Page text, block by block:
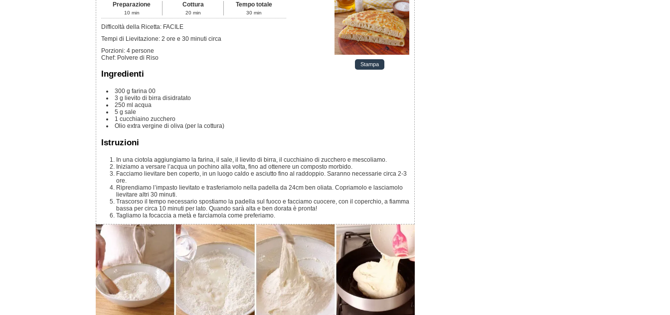
Stampa
Preparazione
10 min
Cottura
20 min
Tempo totale
30 min
Difficoltà della Ricetta: FACILE
Tempi di Lievitazione: 2 ore e 30 minuti circa
Porzioni: 4 persone
Chef: Polvere di Riso
Ingredienti
300 g farina 00
3 g lievito di birra disidratato
250 ml acqua
5 g sale
1 cucchiaino zucchero
Olio extra vergine di oliva (per la cottura)
Istruzioni
In una ciotola aggiungiamo la farina, il sale, il lievito di birra, il cucchiaino di zucchero e mescoliamo.
Iniziamo a versare l’acqua un pochino alla volta, fino ad ottenere un composto morbido.
Facciamo lievitare ben coperto, in un luogo caldo e asciutto fino al raddoppio. Saranno necessarie circa 2-3
ore.
Riprendiamo l’impasto lievitato e trasferiamolo nella padella da 24cm ben oliata. Copriamolo e lasciamolo
lievitare altri 30 minuti.
Trascorso il tempo necessario spostiamo la padella sul fuoco e facciamo cuocere, con il coperchio, a fiamma
bassa per circa 10 minuti per lato. Quando sarà alta e ben dorata è pronta!
Tagliamo la focaccia a metà e farciamola come preferiamo.